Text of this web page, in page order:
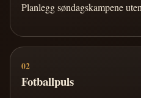
Planlegg søndagskampene
02
Fotballpuls